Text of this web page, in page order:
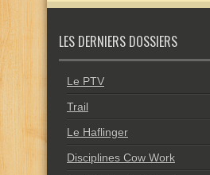
LES DERNIERS DOSSIERS
Le PTV
Trail
Le Haflinger
Disciplines Cow Work